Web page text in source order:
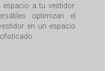
a tu vestidor.
optimizan el
en un espacio